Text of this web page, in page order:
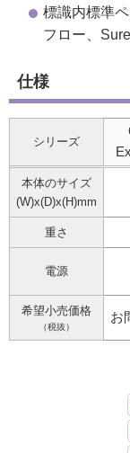
標識内標準
フロー、
仕様
シリーズ
本体のサイズ
(W)x(D)x(H)mm
重さ
電源
希望小売価格
（税抜）
お